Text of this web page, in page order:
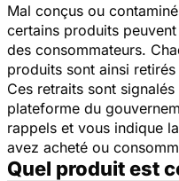
Mal conçus ou
certains produits
des consommateurs.
produits sont ainsi
Ces retraits sont
plateforme du
rappels et vous indique
avez acheté ou
Quel produit est